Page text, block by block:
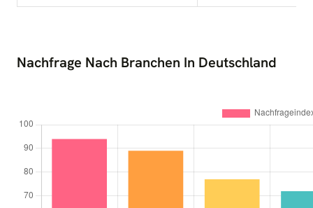
Nachfrage Nach Branchen In Deutschland